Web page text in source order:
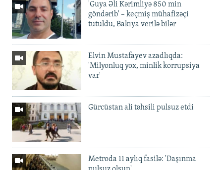
'Guya Əli Kərimliyə 850 min
göndərib' – keçmiş mühafizəçi
tutuldu, Bakıya verilə bilər
Elvin Mustafayev azadlıqda:
'Milyonluq yox, minlik korrupsiya
var'
Gürcüstan ali təhsili pulsuz etdi
Metroda 11 aylıq fasilə: 'Daşınma